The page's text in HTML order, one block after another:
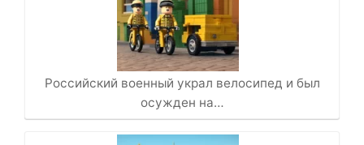
Российский военный украл велосипед и был
осужден на…